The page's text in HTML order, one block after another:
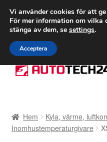
Ring 766
Hoppa
till
Hoppa
till
Betalningar
Hem
Kyla, värme,
Inomhustemperaturgivare
Vi använder cookies för att
För mer information om vilka
stänga av dem, se settings.
Acceptera